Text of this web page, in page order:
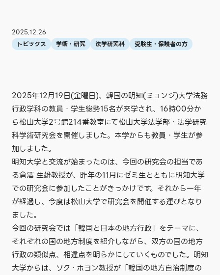
2025.12.26
トピックス 学術・研究 法学研究科 受験生・保護者の方
2025年12月19日(金曜日)、韓国の明知(ミョンジ)大学法務
行政学科の教員・学生総勢15名が来学され、16時00分か
ら松山大学2号館214番教室にて松山大学法学部・法学研究
科学術研究会を開催しました。本学からも教員・学生が参
加しました。
明知大学と交流が始まったのは、今回の研究会の担当であ
る倉澤 生雄教授が、昨年の11月にゼミ生とともに明知大学
での研究会に参加したことがきっかけです。それから一年
が経過し、今度は松山大学で研究会を開催する運びとなり
ました。
今回の研究会では「韓国と日本の地方行政」をテーマに、
それぞれの国の地方制度を紹介しながら、双方の国の地方
行政の類似点、相違点を明らかにしていくものでした。明知
大学からは、ソク・ホヨン教授が「韓国の地方自治制度の